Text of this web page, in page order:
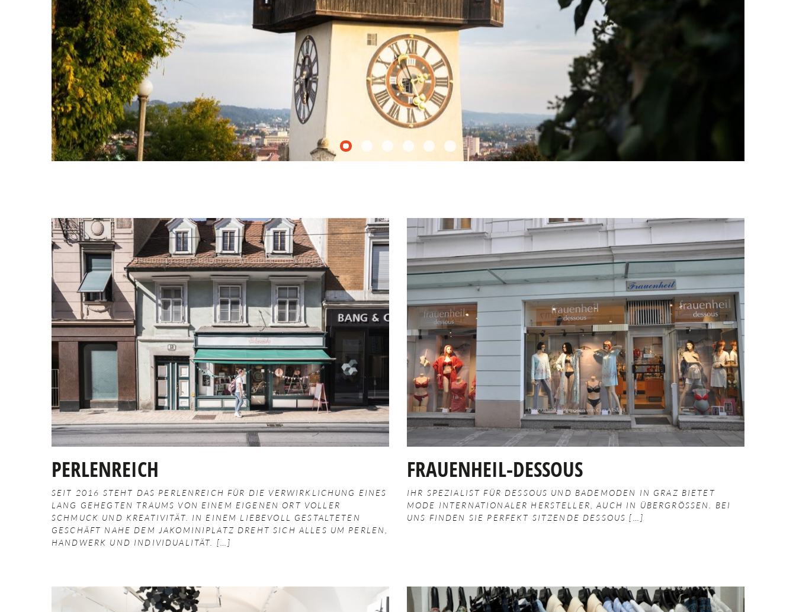
0 1 2 3 4
PERLENREICH
SEIT 2016 STEHT DAS PERLENREICH FÜR DIE VERWIRKLICHUNG EINES
LANG GEHEGTEN TRAUMS VON EINEM EIGENEN ORT VOLLER
SCHMUCK UND KREATIVITÄT. IN EINEM LIEBEVOLL GESTALTETEN
GESCHÄFT NAHE DEM JAKOMINIPLATZ DREHT SICH ALLES UM PERLEN,
HANDWERK UND INDIVIDUALITÄT.
FRAUENHEIL-DESSOUS
IHR SPEZIALIST FÜR DESSOUS UND BADEMODEN IN GRAZ BIETET
MODE INTERNATIONALER HERSTELLER, AUCH IN ÜBERGRÖSSEN. BEI U
NS FINDEN SIE PERFEKT SITZENDE DESSOUS